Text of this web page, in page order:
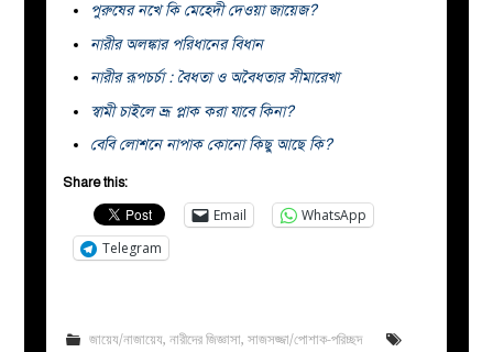
পুরুষের নখে কি মেহেদী দেওয়া জায়েজ?
নারীর অলঙ্কার পরিধানের বিধান
নারীর রূপচর্চা : বৈধতা ও অবৈধতার সীমারেখা
স্বামী চাইলে ভ্রূ প্লাক করা যাবে কিনা?
বেবি লোশনে নাপাক কোনো কিছু আছে কি?
Share this:
Email
WhatsApp
Telegram
জায়েয/নাজায়েয, নারীদের জিজ্ঞাসা, সাজসজ্জা/পোশাক-পরিচ্ছদ